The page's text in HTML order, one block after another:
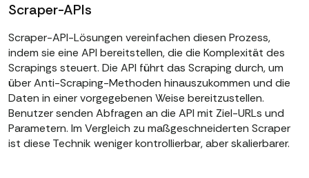
Scraper-APIs
Scraper-API-Lösungen vereinfachen diesen Prozess,
indem sie eine API bereitstellen, die die Komplexität des
Scrapings steuert. Die API führt das Scraping durch, um
über Anti-Scraping-Methoden hinauszukommen und die
Daten in einer vorgegebenen Weise bereitzustellen.
Benutzer senden Abfragen an die API mit Ziel-URLs und
Parametern. Im Vergleich zu maßgeschneiderten Scraper
ist diese Technik weniger kontrollierbar, aber skalierbarer.